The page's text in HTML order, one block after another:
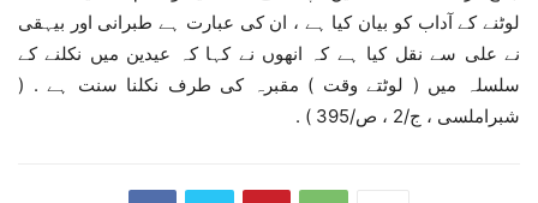
لوٹنے کے آداب کو بیان کیا ہے ، ان کی عبارت ہے طبرانی اور بیہقی
نے علی سے نقل کیا ہے کہ انھوں نے کہا کہ عیدین میں نکلنے کے
سلسلہ میں ( لوٹتے وقت ) مقبرہ کی طرف نکلنا سنت ہے . (
شبراملسی ، ج/2 ، ص/395 ) .